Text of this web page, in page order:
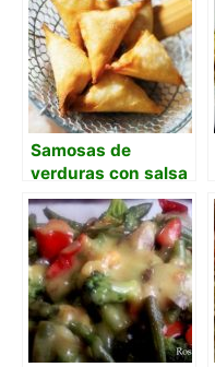
Samosas de
verduras con salsa
de yogur y curry